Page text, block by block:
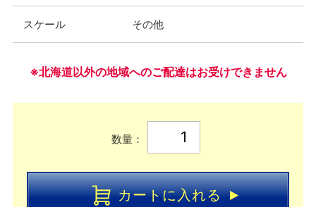
スケール その他
※北海道以外の地域へのご配達はお受けできません
数量：
カートに入れる